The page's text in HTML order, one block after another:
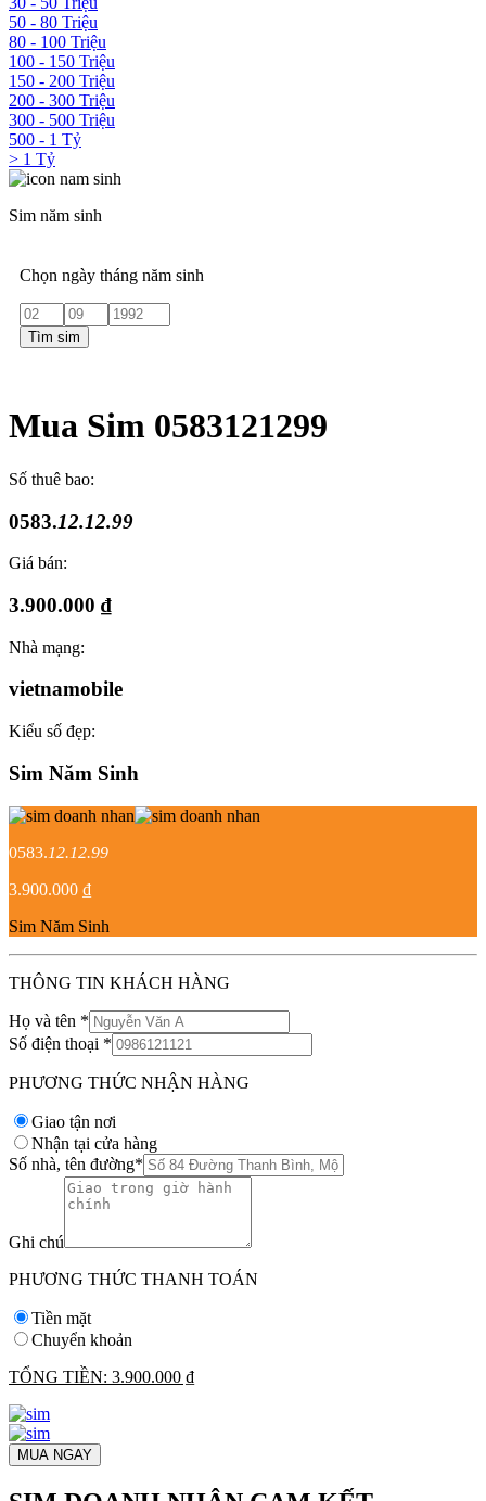
50 - 80 Triệu
80 - 100 Triệu
100 - 150 Triệu
150 - 200 Triệu
200 - 300 Triệu
300 - 500 Triệu
500 - 1 Tỷ
> 1 Tỷ
Sim năm sinh
Chọn ngày tháng năm sinh
Tìm sim
Mua Sim 0583121299
Số thuê bao:
0583.12.12.99
Giá bán:
3.900.000 ₫
Nhà mạng:
vietnamobile
Kiểu số đẹp:
Sim Năm Sinh
0583.12.12.99
3.900.000 ₫
Sim Năm Sinh
THÔNG TIN KHÁCH HÀNG
Họ và tên *
Số điện thoại *
PHƯƠNG THỨC NHẬN HÀNG
Giao tận nơi
Nhận tại cửa hàng
Số nhà, tên đường*
Ghi chú
PHƯƠNG THỨC THANH TOÁN
Tiền mặt
Chuyển khoản
TỔNG TIỀN: 3.900.000 ₫
MUA NGAY